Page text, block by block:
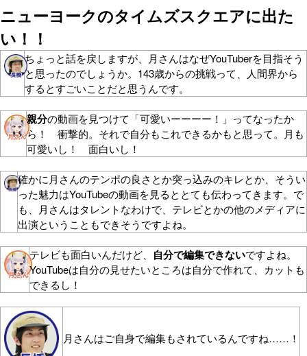
ニューヨークのタイムズスクエアに出た
い！！
ちょっと話を戻しますが、月さんはなぜYouTuberを目指そう
と思ったのでしょうか。143歳からの挑戦って、人間界から
するとすごいことだと思うんです。
親分の動画を見つけて「可愛いーーーー！」ってなったか
ら！ 衝撃的。それで自分もこれできるかもと思って。月も
可愛いし！ 面白いし！
確かに月さんのテンポの良さとか突っ込みのキレとか、そうい
った魅力はYouTubeの動画を見るととても伝わってきます。で
も、月さんはタレントなわけで、テレビとかの他のメディアに
出演ということもできそうですよね。
テレビも面白いんだけど、 自分で編集できないですよね。
YouTubeは自分の見せたいところは自分で作れて、カットも
できるし！
月さんはご自身で編集もされているんですね……！